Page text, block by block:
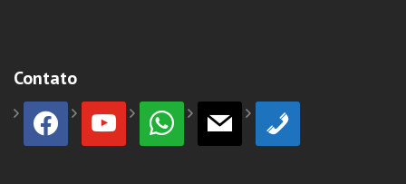
Contato
facebook youtube whatsapp mail phone